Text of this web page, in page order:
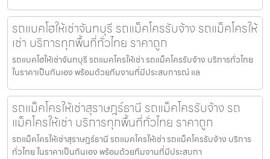
รถแบคโฮให้เช่าจันทบุรี รถแม็คโครรับจ้าง รถแม็คโครให้
เช่า บริการทุกพื้นที่ทั่วไทย ราคาถูก
รถแบคโฮให้เช่าจันทบุรี รถแมคโครให้เช่า รถแม็คโครรับจ้าง บริการทั่วไทย
ในราคาเป็นกันเอง พร้อมด้วยทีมงานที่มีประสบการณ์ แล
รถแม็คโครให้เช่าสุราษฎร์ธานี รถแม็คโครรับจ้าง รถ
แม็คโครให้เช่า บริการทุกพื้นที่ทั่วไทย ราคาถูก
รถแม็คโครให้เช่าสุราษฎร์ธานี รถแมคโครให้เช่า รถแม็คโครรับจ้าง บริการ
ทั่วไทย ในราคาเป็นกันเอง พร้อมด้วยทีมงานที่มีประสบกา